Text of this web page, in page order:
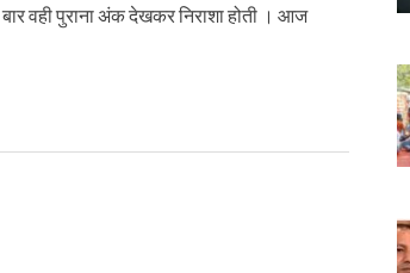
वही पुराना अंक देखकर निराशा होती । आज